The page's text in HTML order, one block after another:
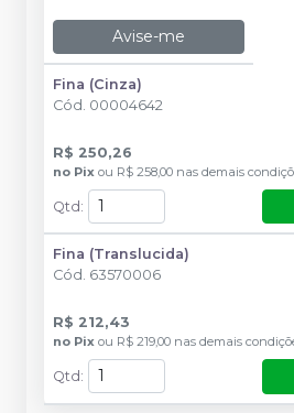
Avise-me
Fina (Cinza)
Cód. 00004642
R$ 250,26
no Pix ou R$ 258,00 nas demais
Qtd:
Fina (Translucida)
Cód. 63570006
R$ 212,43
no Pix ou R$ 219,00 nas demais
Qtd :